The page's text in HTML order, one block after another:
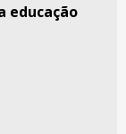
educação